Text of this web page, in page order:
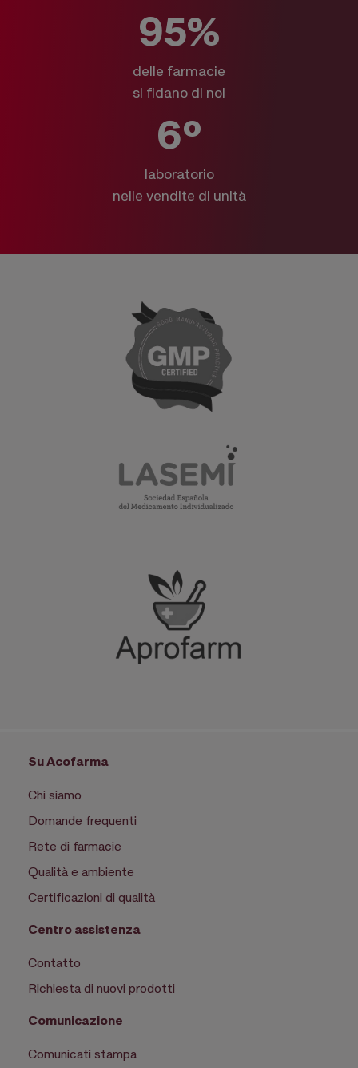
95%
delle farmacie
si fidano di noi
6º
laboratorio
nelle vendite di unità
Su Acofarma
Chi siamo
Domande frequenti
Rete di farmacie
Qualità e ambiente
Certificazioni di qualità
Centro assistenza
Contatto
Richiesta di nuovi prodotti
Comunicazione
Comunicati stampa